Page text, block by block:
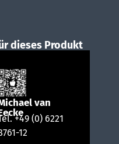
dieses Produkt
van
+49 (0) 6221
12